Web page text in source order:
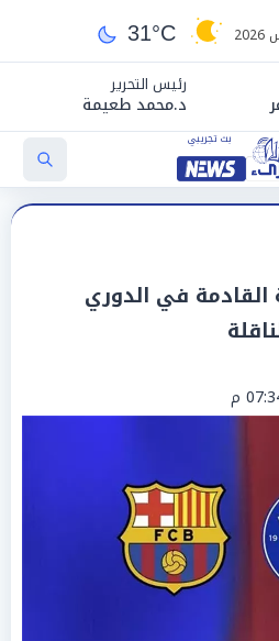
31°C
رئيس التحرير
د.محمد طعيمة
القادمة في الدوري